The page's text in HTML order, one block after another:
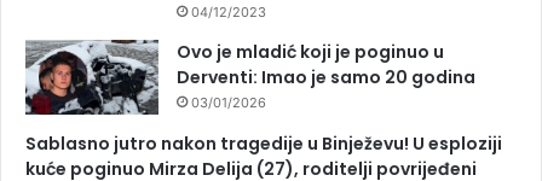
04/12/2023
Ovo je mladić koji je poginuo u
Derventi: Imao je samo 20 godina
03/01/2026
Sablasno jutro nakon tragedije u Binježevu! U esploziji
kuće poginuo Mirza Delija (27), roditelji povrijeđeni